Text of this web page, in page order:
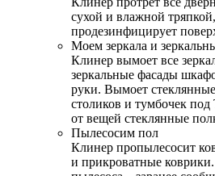
сухой и влажной
продезинфицирует
Моем зеркала и
Клинер вымоет все
зеркальные фасады
руки. Вымоет
столиков и тумбочек
от вещей стеклянные
Пылесосим пол
Клинер пропылесосит
и прикроватные